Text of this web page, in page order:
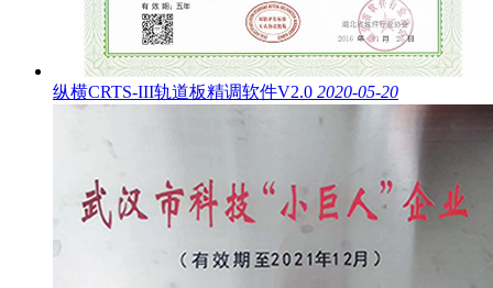
纵横CRTS-III轨道板精调软件V2.0 2020-05-20